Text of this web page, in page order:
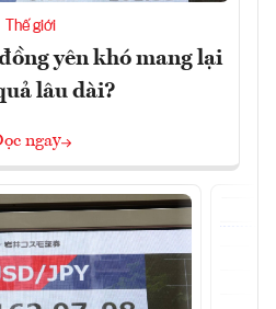
Thế giới
yên khó mang lại
lâu dài?
ngay